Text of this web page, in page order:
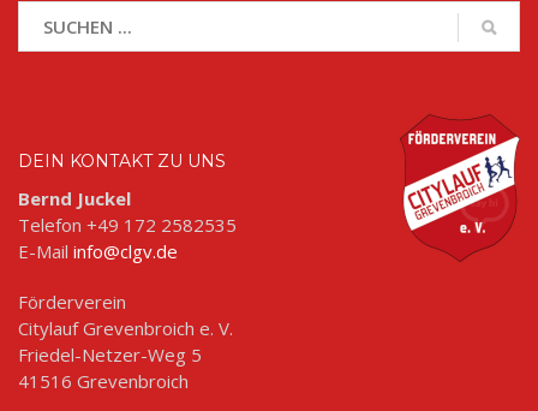
DEIN KONTAKT ZU UNS
Bernd Juckel
Telefon +49 172 2582535
E-Mail info@clgv.de
Förderverein
Citylauf Grevenbroich e. V.
Friedel-Netzer-Weg 5
41516 Grevenbroich